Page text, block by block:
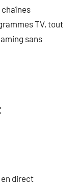
chaînes
TV, tout
sans
direct